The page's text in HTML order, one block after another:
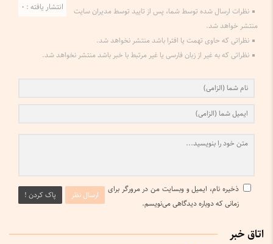
انتشار یافته : 0
نظرات ارسال شده توسط شما، پس از تایید توسط مدیران سایت
منتشر خواهد شد.
نظراتی که حاوی تهمت یا افترا باشد منتشر نخواهد شد.
نظراتی که به غیر از زبان فارسی یا غیر مرتبط با خبر باشد منتشر نخواهد شد.
ارسال نظر پاک کردن !
ذخیره نام، ایمیل و وبسایت من در مرورگر برای
زمانی که دوباره دیدگاهی می‌نویسم.
اتاق خبر